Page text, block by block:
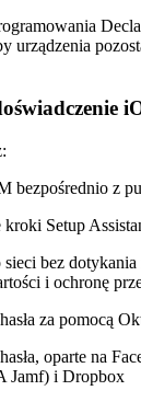
urządzenia
bezpośrednio z
Setup
bez
i ochronę
za pomocą
oparte na
Jamf) i Dropbox